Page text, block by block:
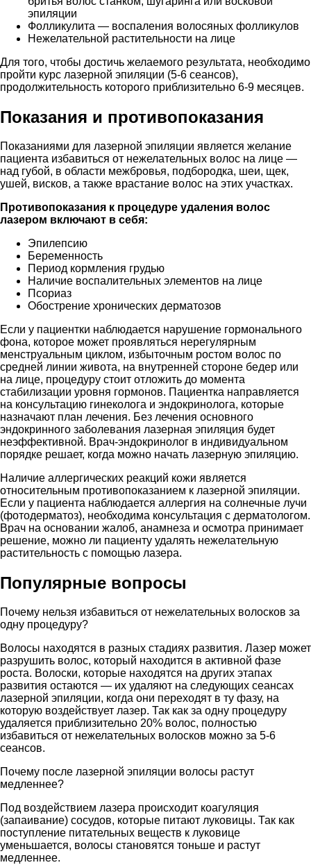
эпиляции
Фолликулита — воспаления волосяных фолликулов
Нежелательной растительности на лице
Для того, чтобы достичь желаемого результата, необходимо
пройти курс лазерной эпиляции (5-6 сеансов),
продолжительность которого приблизительно 6-9 месяцев.
Показания и противопоказания
Показаниями для лазерной эпиляции является желание
пациента избавиться от нежелательных волос на лице —
над губой, в области межбровья, подбородка, шеи, щек,
ушей, висков, а также врастание волос на этих участках.
Противопоказания к процедуре удаления волос
лазером включают в себя:
Эпилепсию
Беременность
Период кормления грудью
Наличие воспалительных элементов на лице
Псориаз
Обострение хронических дерматозов
Если у пациентки наблюдается нарушение гормонального
фона, которое может проявляться нерегулярным
менструальным циклом, избыточным ростом волос по
средней линии живота, на внутренней стороне бедер или
на лице, процедуру стоит отложить до момента
стабилизации уровня гормонов. Пациентка направляется
на консультацию гинеколога и эндокринолога, которые
назначают план лечения. Без лечения основного
эндокринного заболевания лазерная эпиляция будет
неэффективной. Врач-эндокринолог в индивидуальном
порядке решает, когда можно начать лазерную эпиляцию.
Наличие аллергических реакций кожи является
относительным противопоказанием к лазерной эпиляции.
Если у пациента наблюдается аллергия на солнечные лучи
(фотодерматоз), необходима консультация с дерматологом.
Врач на основании жалоб, анамнеза и осмотра принимает
решение, можно ли пациенту удалять нежелательную
растительность с помощью лазера.
Популярные вопросы
Почему нельзя избавиться от нежелательных волосков за
одну процедуру?
Волосы находятся в разных стадиях развития. Лазер может
разрушить волос, который находится в активной фазе
роста. Волоски, которые находятся на других этапах
развития остаются — их удаляют на следующих сеансах
лазерной эпиляции, когда они переходят в ту фазу, на
которую воздействует лазер. Так как за одну процедуру
удаляется приблизительно 20% волос, полностью
избавиться от нежелательных волосков можно за 5-6
сеансов.
Почему после лазерной эпиляции волосы растут
медленнее?
Под воздействием лазера происходит коагуляция
(запаивание) сосудов, которые питают луковицы. Так как
поступление питательных веществ к луковице
уменьшается, волосы становятся тоньше и растут
медленнее.